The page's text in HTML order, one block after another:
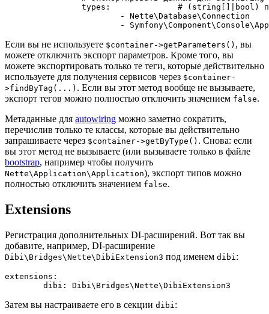
Если вы не используете $container->getParameters() , вы
можете отключить экспорт параметров. Кроме того, вы
можете экспортировать только те теги, которые действительно
используете для получения сервисов через $container-
>findByTag(...) . Если вы этот метод вообще не вызываете,
экспорт тегов можно полностью отключить значением false.
Метаданные для autowiring можно заметно сократить,
перечислив только те классы, которые вы действительно
запрашиваете через $container->getByType() . Снова: если
вы этот метод не вызываете (или вызываете только в файле
bootstrap, например чтобы получить
Nette\Application\Application), экспорт типов можно
полностью отключить значением false.
Extensions
Регистрация дополнительных DI-расширений. Вот так вы
добавите, например, DI-расширение
Dibi\Bridges\Nette\DibiExtension3 под именем dibi :
extensions:
Затем вы настраиваете его в секции dibi :